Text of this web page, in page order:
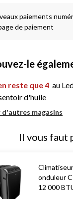
paiements
de paiement
le
reste que 4 au
d'huile
d'autres magasins
Il vous faut
onduleur
12 000